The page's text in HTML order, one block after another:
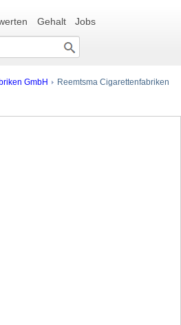
Gehalt Jobs
GmbH Reemtsma Cigarettenfabriken